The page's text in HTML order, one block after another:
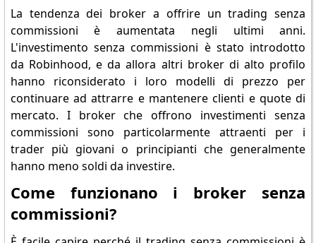
La tendenza dei broker a offrire un trading senza
commissioni è aumentata negli ultimi anni.
L'investimento senza commissioni è stato introdotto
da Robinhood, e da allora altri broker di alto profilo
hanno riconsiderato i loro modelli di prezzo per
continuare ad attrarre e mantenere clienti e quote di
mercato. I broker che offrono investimenti senza
commissioni sono particolarmente attraenti per i
trader più giovani o principianti che generalmente
hanno meno soldi da investire.
Come funzionano i broker senza
commissioni?